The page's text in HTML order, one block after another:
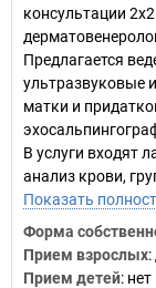
консультации
Предлагается
ультразвуковые
матки и
В услуги входят
анализ крови,
Показать
Форма
Прием взрослых:
Прием детей: нет